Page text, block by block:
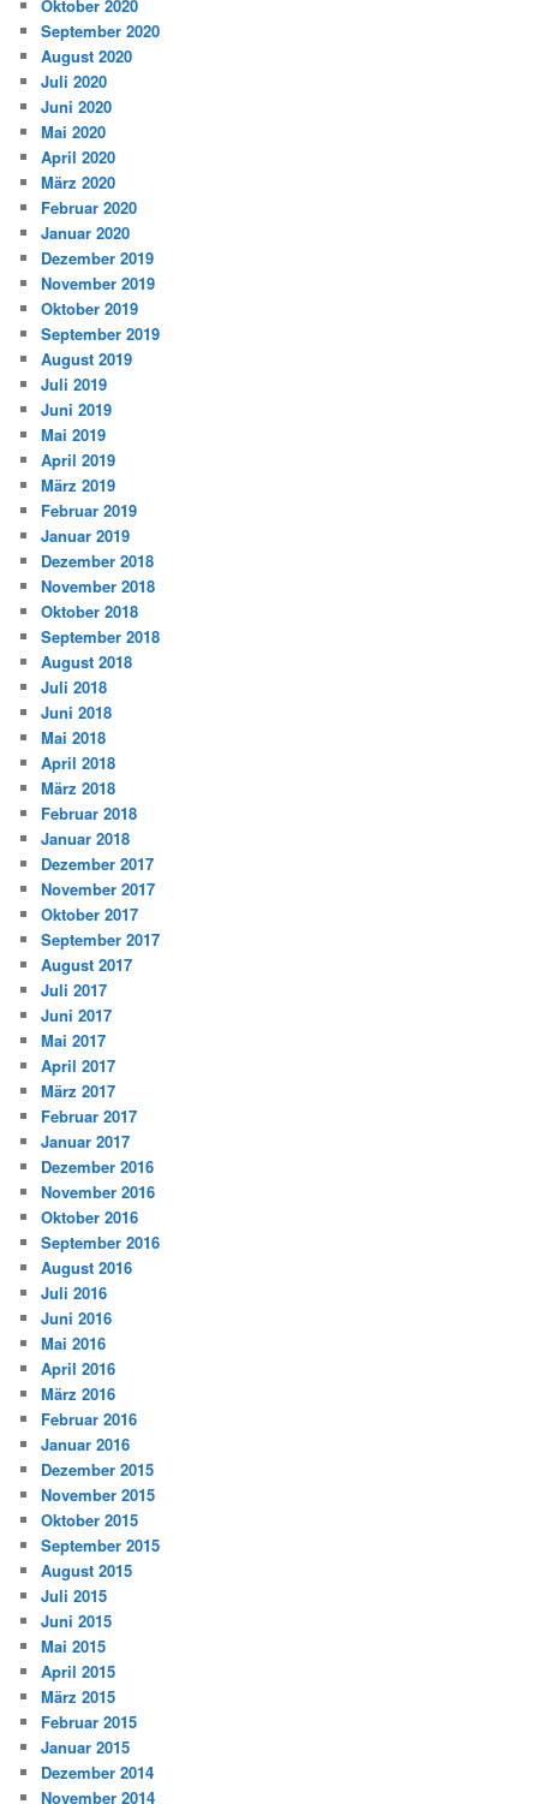
Oktober 2020
September 2020
August 2020
Juli 2020
Juni 2020
Mai 2020
April 2020
März 2020
Februar 2020
Januar 2020
Dezember 2019
November 2019
Oktober 2019
September 2019
August 2019
Juli 2019
Juni 2019
Mai 2019
April 2019
März 2019
Februar 2019
Januar 2019
Dezember 2018
November 2018
Oktober 2018
September 2018
August 2018
Juli 2018
Juni 2018
Mai 2018
April 2018
März 2018
Februar 2018
Januar 2018
Dezember 2017
November 2017
Oktober 2017
September 2017
August 2017
Juli 2017
Juni 2017
Mai 2017
April 2017
März 2017
Februar 2017
Januar 2017
Dezember 2016
November 2016
Oktober 2016
September 2016
August 2016
Juli 2016
Juni 2016
Mai 2016
April 2016
März 2016
Februar 2016
Januar 2016
Dezember 2015
November 2015
Oktober 2015
September 2015
August 2015
Juli 2015
Juni 2015
Mai 2015
April 2015
März 2015
Februar 2015
Januar 2015
Dezember 2014
November 2014